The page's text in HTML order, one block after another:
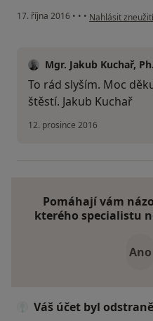
17. října 2016 • • • podle názoru
Nahlásit zneužití
Mgr. Jakub Kuchař,
To rád slyším. Moc
štěstí. Jakub Kuchař
12. prosince 2016
Pomáhají vám
kterého specialistu
Ano
Váš účet byl